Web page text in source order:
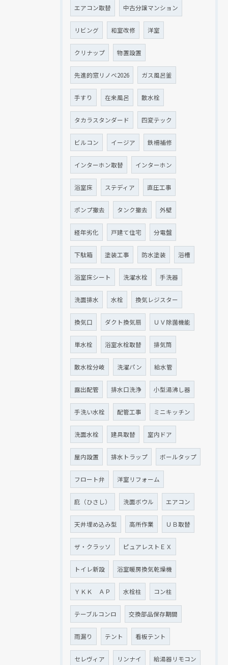
エアコン取替 中古分譲マンション
リビング 和室改修 洋室
クリナップ 物置設置
先進的窓リノベ2026 ガス風呂釜
手すり 在来風呂 散水栓
タカラスタンダード 四変テック
ビルコン イージア 鉄柵補修
インターホン取替 インターホン
浴室床 ステディア 直圧工事
ポンプ撤去 タンク撤去 外壁
経年劣化 戸建て住宅 分電盤
下駄箱 塗装工事 防水塗装 浴槽
浴室床シート 洗濯水栓 手洗器
洗面排水 水栓 換気レジスター
換気口 ダクト換気扇 ＵＶ除菌機能
単水栓 浴室水栓取替 排気筒
散水栓分岐 洗濯パン 給水管
露出配管 排水口洗浄 小型湯沸し器
手洗い水栓 配管工事 ミニキッチン
洗面水栓 建具取替 室内ドア
屋内設置 排水トラップ ボールタップ
フロート弁 洋室リフォーム
庇（ひさし） 洗面ボウル エアコン
天井埋め込み型 高所作業 ＵＢ取替
ザ・クラッソ ピュアレストＥＸ
トイレ新設 浴室暖房換気乾燥機
ＹＫＫ ＡＰ 水栓柱 コン柱
テーブルコンロ 交換部品保存期間
雨漏り テント 看板テント
セレヴィア リンナイ 給湯器リモコン